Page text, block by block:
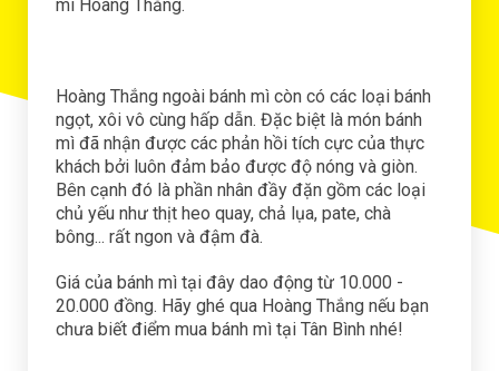
mì Hoàng Thắng.
Hoàng Thắng ngoài bánh mì còn có các loại bánh
ngọt, xôi vô cùng hấp dẫn. Đặc biệt là món bánh
mì đã nhận được các phản hồi tích cực của thực
khách bởi luôn đảm bảo được độ nóng và giòn.
Bên cạnh đó là phần nhân đầy đặn gồm các loại
chủ yếu như thịt heo quay, chả lụa, pate, chà
bông... rất ngon và đậm đà.
Giá của bánh mì tại đây dao động từ 10.000 -
20.000 đồng. Hãy ghé qua Hoàng Thắng nếu bạn
chưa biết điểm mua bánh mì tại Tân Bình nhé!